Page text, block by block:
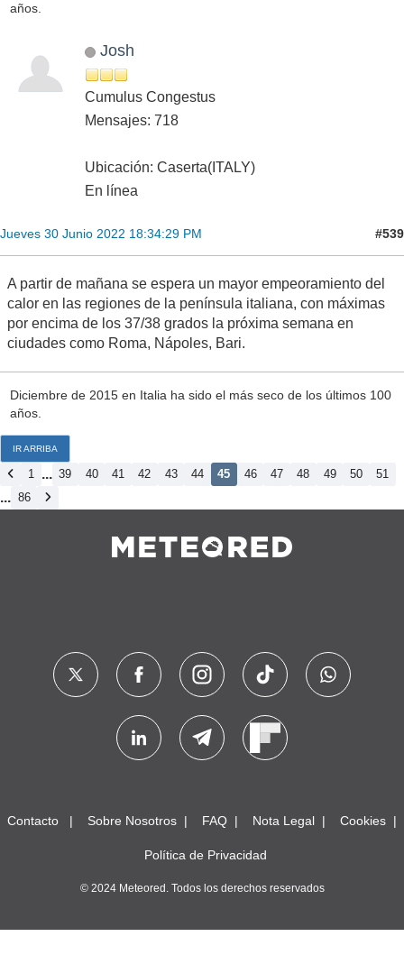
años.
Josh
Cumulus Congestus
Mensajes: 718
Ubicación: Caserta(ITALY)
En línea
Jueves 30 Junio 2022 18:34:29 PM #539
A partir de mañana se espera un mayor empeoramiento del
calor en las regiones de la península italiana, con máximas
por encima de los 37/38 grados la próxima semana en
ciudades como Roma, Nápoles, Bari.
Diciembre de 2015 en Italia ha sido el más seco de los últimos 100
años.
IR ARRIBA
1 ... 39 40 41 42 43 44 45 46 47 48 49 50 51
... 86
Contacto Sobre Nosotros FAQ Nota Legal Cookies
Política de Privacidad
© 2024 Meteored. Todos los derechos reservados